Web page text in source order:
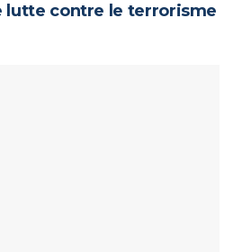
lutte contre le terrorisme